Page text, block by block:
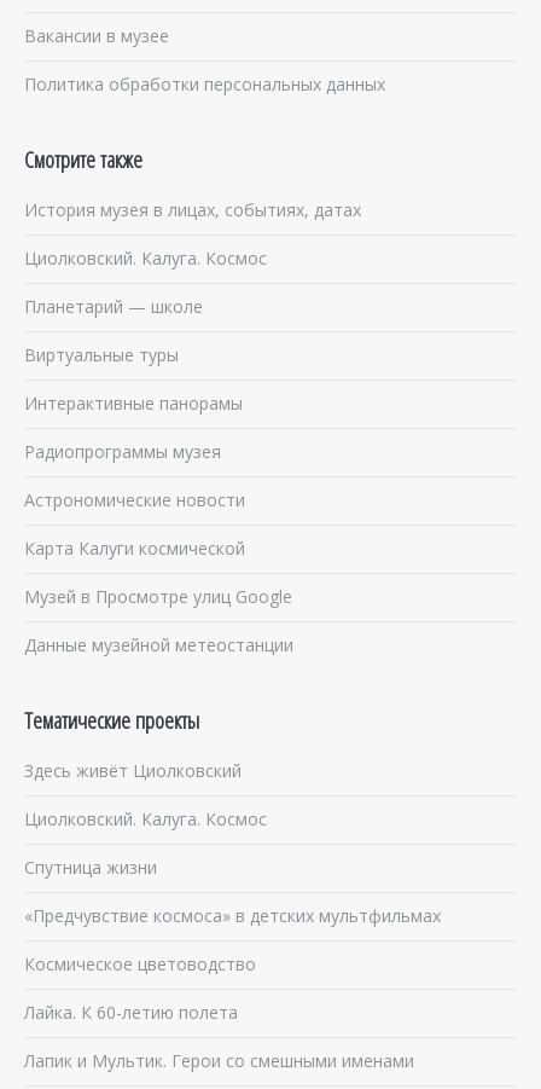
Вакансии в музее
Политика обработки персональных данных
Смотрите также
История музея в лицах, событиях, датах
Циолковский. Калуга. Космос
Планетарий — школе
Виртуальные туры
Интерактивные панорамы
Радиопрограммы музея
Астрономические новости
Карта Калуги космической
Музей в Просмотре улиц Google
Данные музейной метеостанции
Тематические проекты
Здесь живёт Циолковский
Циолковский. Калуга. Космос
Спутница жизни
«Предчувствие космоса» в детских мультфильмах
Космическое цветоводство
Лайка. К 60-летию полета
Лапик и Мультик. Герои со смешными именами